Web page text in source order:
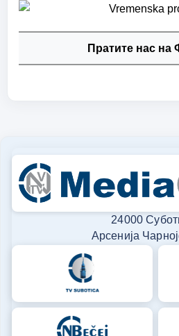
Пратите нас на
24000
Арсенија